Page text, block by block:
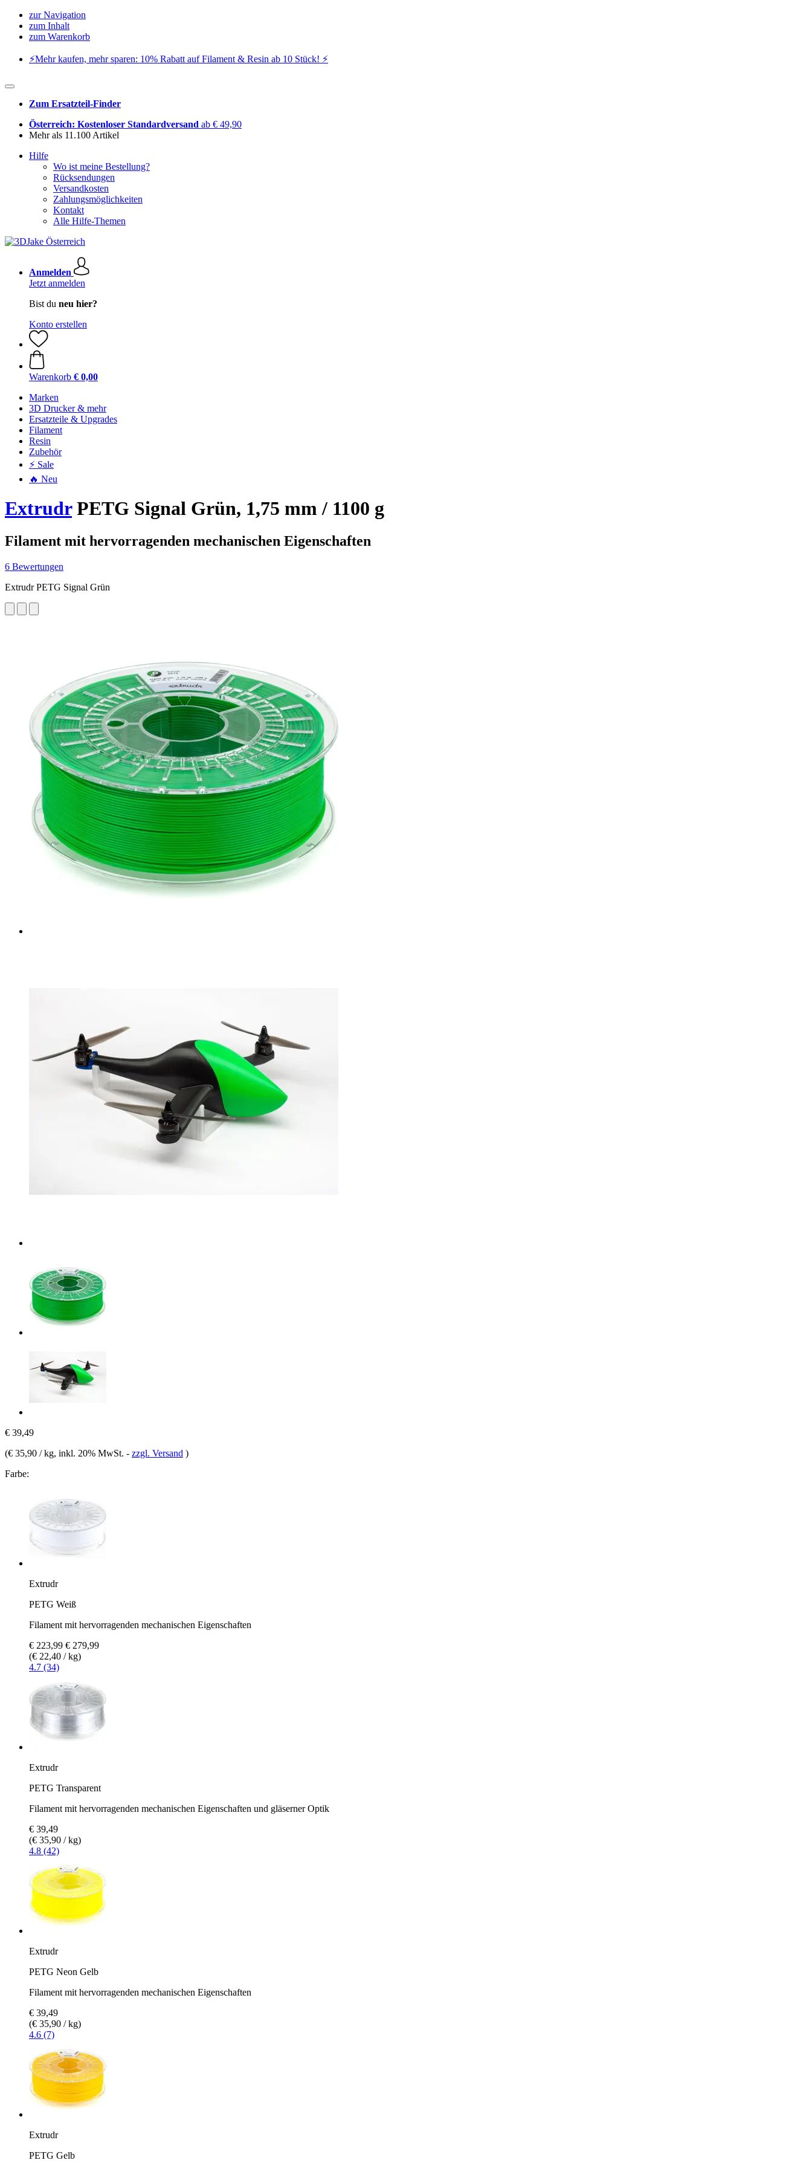
zur Navigation
zum Inhalt
zum Warenkorb
⚡️Mehr kaufen, mehr sparen: 10% Rabatt auf Filament & Resin ab 10 Stück! ⚡️
Zum Ersatzteil-Finder
Österreich: Kostenloser Standardversand ab € 49,90
Mehr als 11.100 Artikel
Hilfe
Wo ist meine Bestellung?
Rücksendungen
Versandkosten
Zahlungsmöglichkeiten
Kontakt
Alle Hilfe-Themen
Anmelden
Jetzt anmelden
Bist du neu hier?
Konto erstellen
Warenkorb € 0,00
Marken
3D Drucker & mehr
Ersatzteile & Upgrades
Filament
Resin
Zubehör
⚡ Sale
🔥 Neu
ExtrudrPETG Signal Grün, 1,75 mm / 1100 g
Filament mit hervorragenden mechanischen Eigenschaften
6 Bewertungen
Extrudr PETG Signal Grün
€ 39,49
(€ 35,90 / kg, inkl. 20% MwSt. - zzgl. Versand )
Farbe:
Extrudr
PETG Weiß
Filament mit hervorragenden mechanischen Eigenschaften
€ 223,99 € 279,99
(€ 22,40 / kg)
4.7 (34)
Extrudr
PETG Transparent
Filament mit hervorragenden mechanischen Eigenschaften und gläserner Optik
€ 39,49
(€ 35,90 / kg)
4.8 (42)
Extrudr
PETG Neon Gelb
Filament mit hervorragenden mechanischen Eigenschaften
€ 39,49
(€ 35,90 / kg)
4.6 (7)
Extrudr
PETG Gelb